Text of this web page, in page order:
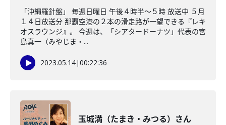
「沖縄羅針盤」 毎週日曜日 午後４時半～５時 放送中 ５月
１４日放送分 那覇空港の２本の滑走路が一望できる『レキ
オスラウンジ』。 今週は、「シアタードーナツ」代表の宮
島真一（みやじま・...
2023.05.14|00:22:36
玉城満（たまき・みつる）さん